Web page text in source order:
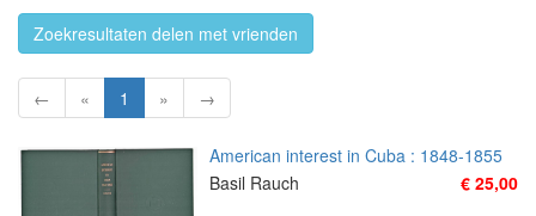
Zoekresultaten delen met vrienden
← « 1 » →
American interest in Cuba : 1848-1855
Basil Rauch
€ 25,00